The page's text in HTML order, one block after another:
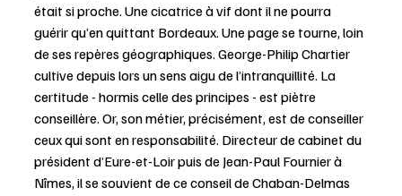
était si proche. Une cicatrice à vif dont il ne pourra
guérir qu’en quittant Bordeaux. Une page se tourne, loin
de ses repères géographiques. George-Philip Chartier
cultive depuis lors un sens aigu de l’intranquillité. La
certitude - hormis celle des principes - est piètre
conseillère. Or, son métier, précisément, est de conseiller
ceux qui sont en responsabilité. Directeur de cabinet du
président d’Eure-et-Loir puis de Jean-Paul Fournier à
Nîmes, il se souvient de ce conseil de Chaban-Delmas